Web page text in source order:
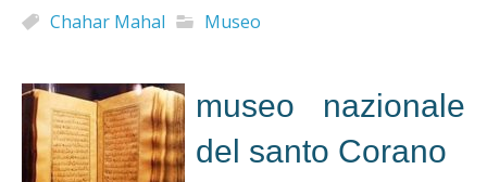
Chahar Mahal Museo
museo nazionale
del santo Corano